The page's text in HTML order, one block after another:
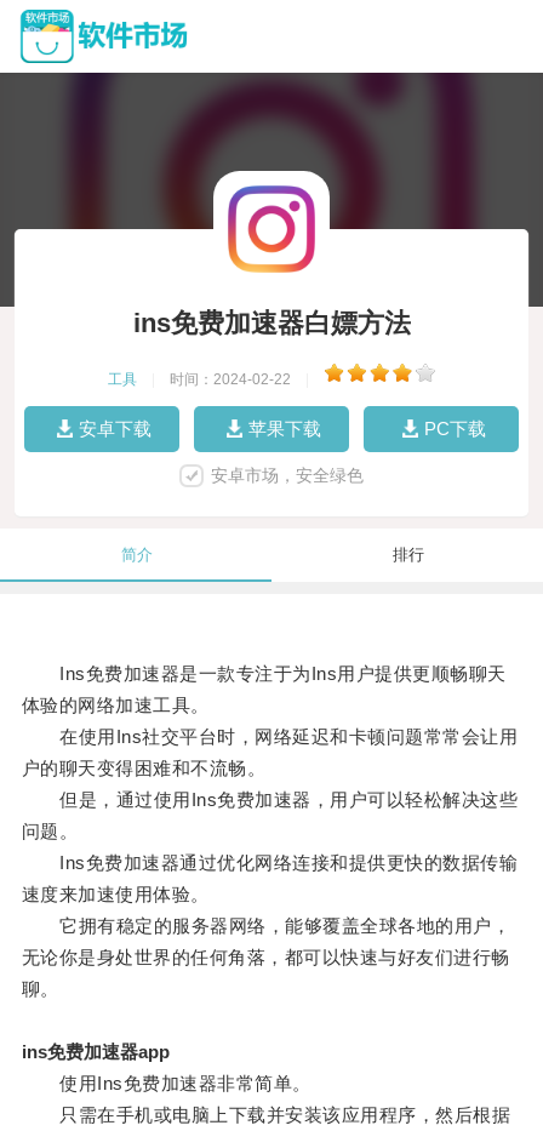
ins免费加速器白嫖方法
工具 时间：2024-02-22
安卓下载 苹果下载 PC下载
安卓市场，安全绿色
简介 排行
Ins免费加速器是一款专注于为Ins用户提供更顺畅聊天
体验的网络加速工具。
在使用Ins社交平台时，网络延迟和卡顿问题常常会让用
户的聊天变得困难和不流畅。
但是，通过使用Ins免费加速器，用户可以轻松解决这些
问题。
Ins免费加速器通过优化网络连接和提供更快的数据传输
速度来加速使用体验。
它拥有稳定的服务器网络，能够覆盖全球各地的用户，
无论你是身处世界的任何角落，都可以快速与好友们进行畅
聊。
ins免费加速器app
使用Ins免费加速器非常简单。
只需在手机或电脑上下载并安装该应用程序，然后根据